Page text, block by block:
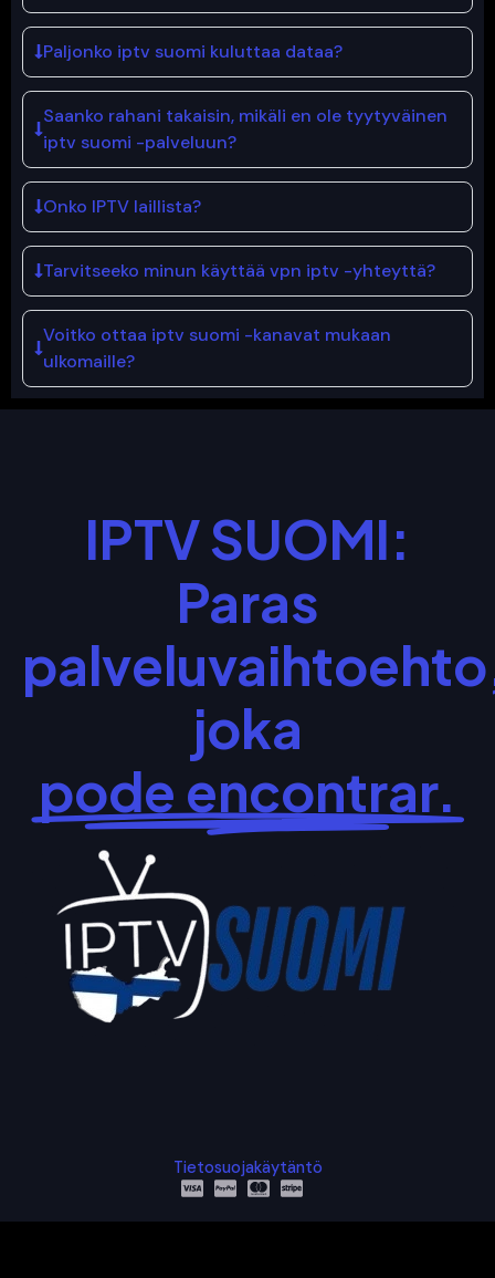
Paljonko iptv suomi kuluttaa dataa?
Saanko rahani takaisin, mikäli en ole tyytyväinen
iptv suomi -palveluun?
Onko IPTV laillista?
Tarvitseeko minun käyttää vpn iptv -yhteyttä?
Voitko ottaa iptv suomi -kanavat mukaan
ulkomaille?
IPTV SUOMI:
Paras
joka
pode encontrar.
Tietosuojakäytäntö